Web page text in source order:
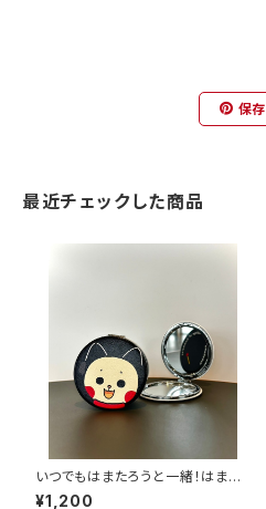
保存
最近チェックした商品
いつでもはまたろうと一緒！はまた
ろうのコンパクトミラー（単品）
¥1,200